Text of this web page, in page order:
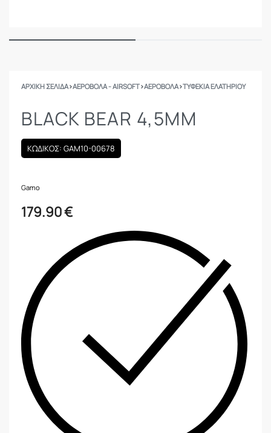
ΑΡΧΙΚΉ ΣΕΛΊΔΑ›ΑΕΡΟΒΟΛΑ - AIRSOFT›ΑΕΡΟΒΟΛΑ›ΤΥΦΈΚΙΑ ΕΛΑΤΗΡΊΟΥ
BLACK BEAR 4,5MM
ΚΩΔΙΚΟΣ: GAM10-00678
Gamo
179.90€